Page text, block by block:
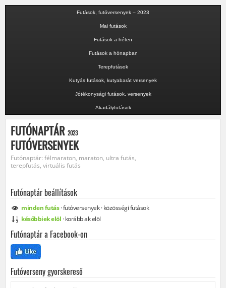
Futások, futóversenyek – 2023
Mai futások
Futások a héten
Futások a hónapban
Terepfutások
Kutyás futások, kutyabarát versenyek
Jótékonysági futások, versenyek
Akadályfutások
FUTÓNAPTÁR 2023
FUTÓVERSENYEK
Futónaptár: félmaraton, maraton, ultra futás,
terepfutás, virtuális futás
Futónaptár beállítások
mindenfutás·futóversenyek·közösségifutások
későbbiek elöl ·korábbiak elöl
Futónaptár a Facebook-on
Futóverseny gyorskereső